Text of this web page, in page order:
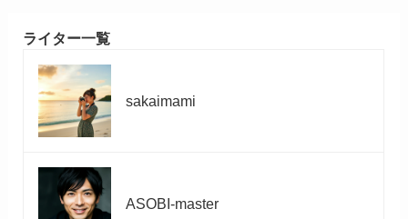
ライター一覧
sakaimami
ASOBI-master